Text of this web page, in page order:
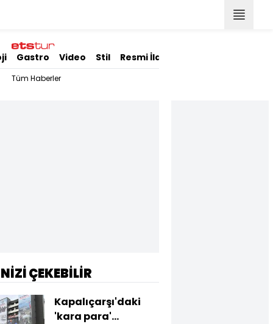
Gastro Video Stil Resmi İlanlar
Tüm Haberler
ÇEKEBİLİR
Kapalıçarşı'daki
'kara para'